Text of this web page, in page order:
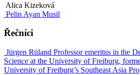
Alica Kizeková
Pelin Ayan Musil
Řečníci
Jürgen Rüland Professor emeritus in the
Science at the University of Freiburg,
University of Freiburg’s Southeast Asia